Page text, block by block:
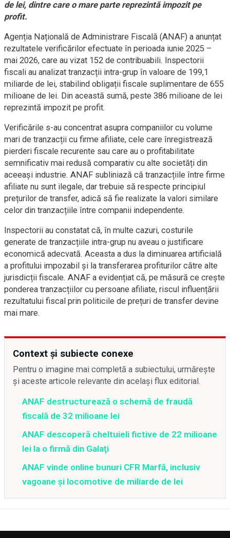
de lei, dintre care o mare parte reprezintă impozit pe
profit.
Agenția Națională de Administrare Fiscală (ANAF) a anunțat
rezultatele verificărilor efectuate în perioada iunie 2025 –
mai 2026, care au vizat 152 de contribuabili. Inspectorii
fiscali au analizat tranzacții intra-grup în valoare de 199,1
miliarde de lei, stabilind obligații fiscale suplimentare de 655
milioane de lei. Din această sumă, peste 386 milioane de lei
reprezintă impozit pe profit.
Verificările s-au concentrat asupra companiilor cu volume
mari de tranzacții cu firme afiliate, cele care înregistrează
pierderi fiscale recurente sau care au o profitabilitate
semnificativ mai redusă comparativ cu alte societăți din
aceeași industrie. ANAF subliniază că tranzacțiile între firme
afiliate nu sunt ilegale, dar trebuie să respecte principiul
prețurilor de transfer, adică să fie realizate la valori similare
celor din tranzacțiile între companii independente.
Inspectorii au constatat că, în multe cazuri, costurile
generate de tranzacțiile intra-grup nu aveau o justificare
economică adecvată. Aceasta a dus la diminuarea artificială
a profitului impozabil și la transferarea profiturilor către alte
jurisdicții fiscale. ANAF a evidențiat că, pe măsură ce crește
ponderea tranzacțiilor cu persoane afiliate, riscul influențării
rezultatului fiscal prin politicile de prețuri de transfer devine
mai mare.
Context și subiecte conexe
Pentru o imagine mai completă a subiectului, urmărește
și aceste articole relevante din același flux editorial.
ANAF destructurează o schemă de fraudă
fiscală de 32 milioane lei
ANAF descoperă cheltuieli fictive de 22 milioane
lei la o firmă din Galaţi
ANAF vinde online bunuri CFR Marfă, inclusiv
vagoane și locomotive de miliarde de lei